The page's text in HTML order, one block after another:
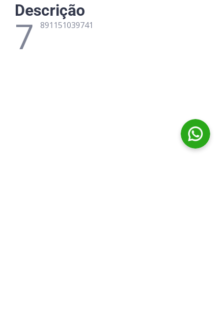
Descrição
7 891151039741